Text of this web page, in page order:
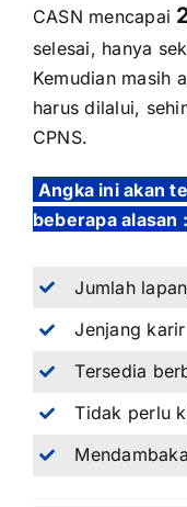
CASN mencapai
selesai, hanya
Kemudian masih
harus dilalui,
CPNS.
Angka ini akan
beberapa alasan :
Jumlah
Jenjang
Tersedia
Tidak perlu